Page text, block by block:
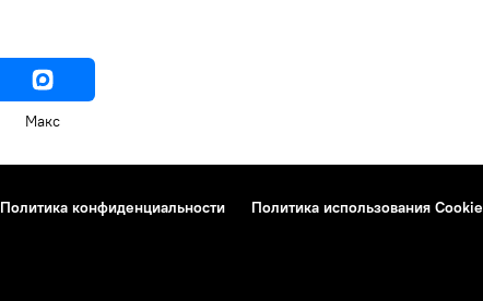
Макс
Политика конфиденциальности Политика использования Cookie